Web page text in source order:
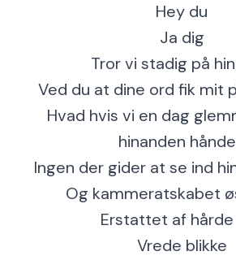
Hey du
Ja dig
Tror vi stadig på
Ved du at dine ord fik mit
Hvad hvis vi en dag
hinanden
Ingen der gider at se ind
Og kammeratskabet
Erstattet af
Vrede blikke